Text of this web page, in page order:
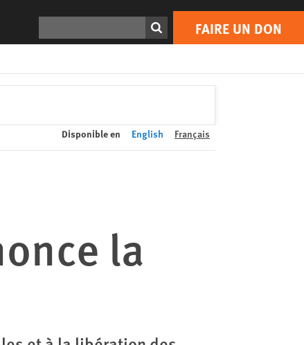
FAIRE UN DON
Print FAIRE UN DON
Disponible en English Français
la